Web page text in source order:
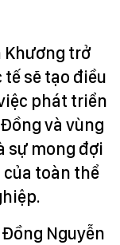
Khương trở
sẽ tạo điều
phát triển
và vùng
sự mong đợi
của toàn thể
Nguyễn